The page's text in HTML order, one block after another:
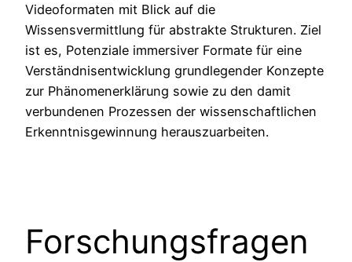
Videoformaten mit Blick auf die
Wissensvermittlung für abstrakte Strukturen. Ziel
ist es, Potenziale immersiver Formate für eine
Verständnisentwicklung grundlegender Konzepte
zur Phänomenerklärung sowie zu den damit
verbundenen Prozessen der wissenschaftlichen
Erkenntnisgewinnung herauszuarbeiten.
Forschungsfragen